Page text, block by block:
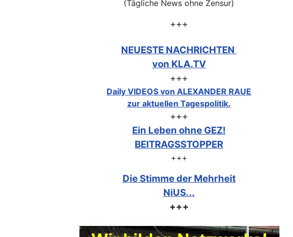
(Tägliche News ohne Zensur)
+++
NEUESTE NACHRICHTEN
von KLA.TV
+++
Daily VIDEOS von ALEXANDER RAUE
zur aktuellen Tagespolitik.
+++
Ein Leben ohne GEZ!
BEITRAGSSTOPPER
+++
Die Stimme der Mehrheit
NiUS...
+++